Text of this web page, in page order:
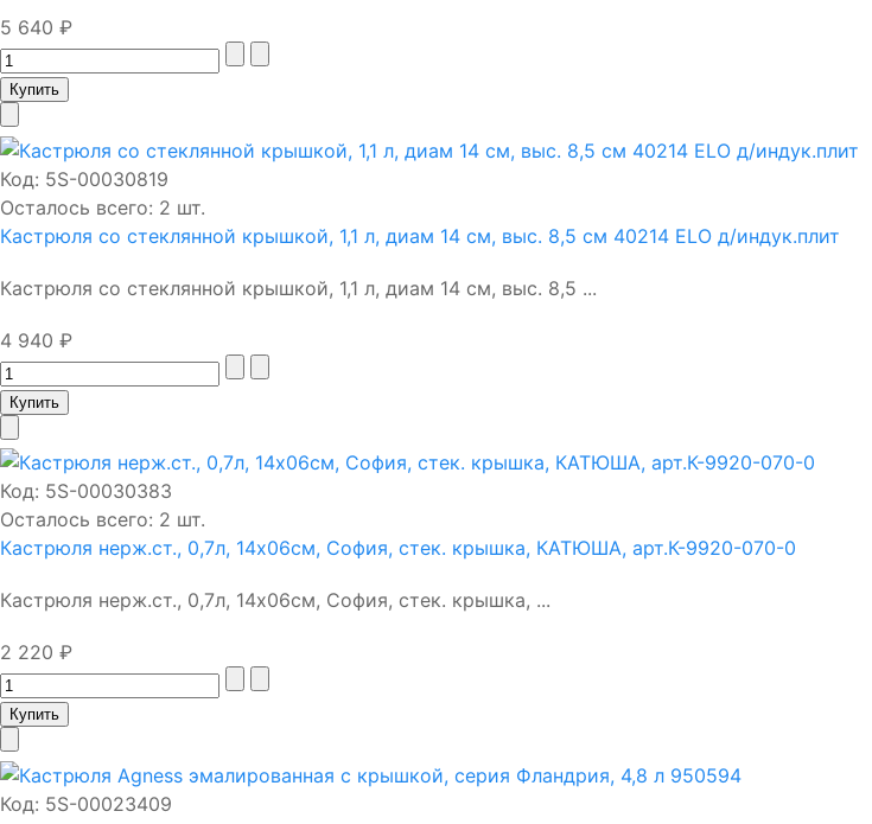
5 640 ₽
Код: 5S-00030819
Осталось всего: 2 шт.
Кастрюля со стеклянной крышкой, 1,1 л, диам 14 см, выс. 8,5 см 40214 ELO д/индук.плит
Кастрюля со стеклянной крышкой, 1,1 л, диам 14 см, выс. 8,5 ...
4 940 ₽
Код: 5S-00030383
Осталось всего: 2 шт.
Кастрюля нерж.ст., 0,7л, 14х06см, София, стек. крышка, КАТЮША, арт.К-9920-070-0
Кастрюля нерж.ст., 0,7л, 14х06см, София, стек. крышка, ...
2 220 ₽
Код: 5S-00023409